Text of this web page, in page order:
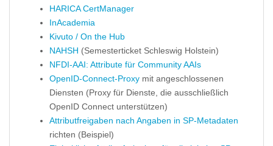
HARICA CertManager
InAcademia
Kivuto / On the Hub
NAHSH (Semesterticket Schleswig Holstein)
NFDI-AAI: Attribute für Community AAIs
OpenID-Connect-Proxy mit angeschlossenen
Diensten (Proxy für Dienste, die ausschließlich
OpenID Connect unterstützen)
Attributfreigaben nach Angaben in SP-Metadaten
richten (Beispiel)